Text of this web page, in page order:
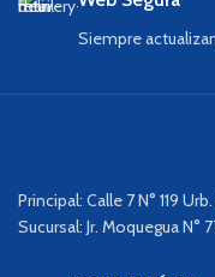
Siempre
Principal: Calle 7 N° 119
Sucursal: Jr. Moquegua N°